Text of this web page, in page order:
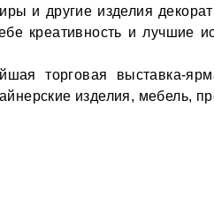
и другие изделия
креативность и лучшие
торговая выставка-
изделия, мебель,